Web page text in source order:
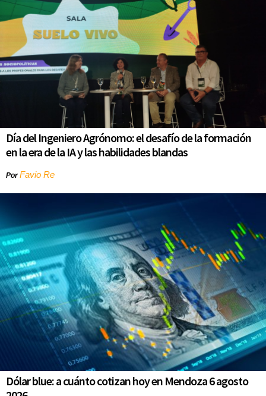
Día del Ingeniero Agrónomo: el desafío de la formación
en la era de la IA y las habilidades blandas
PorFavio Re
Dólar blue: a cuánto cotizan hoy en Mendoza 6 agosto